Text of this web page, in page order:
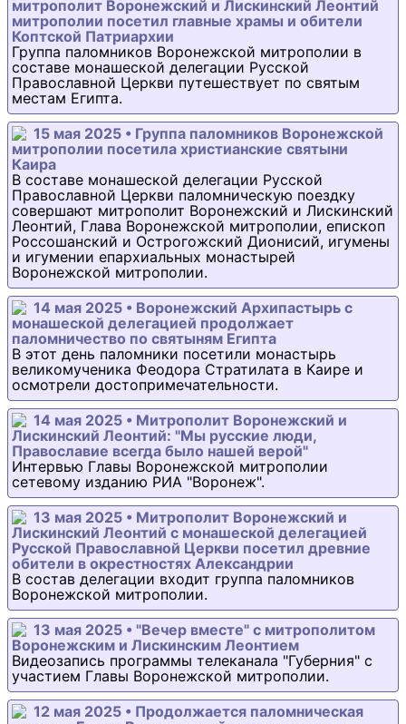
митрополит Воронежский и Лискинский Леонтий
митрополии посетил главные храмы и обители
Коптской Патриархии
Группа паломников Воронежской митрополии в
составе монашеской делегации Русской
Православной Церкви путешествует по святым
местам Египта.
15 мая 2025 • Группа паломников Воронежской
митрополии посетила христианские святыни
Каира
В составе монашеской делегации Русской
Православной Церкви паломническую поездку
совершают митрополит Воронежский и Лискинский
Леонтий, Глава Воронежской митрополии, епископ
Россошанский и Острогожский Дионисий, игумены
и игумении епархиальных монастырей
Воронежской митрополии.
14 мая 2025 • Воронежский Архипастырь с
монашеской делегацией продолжает
паломничество по святыням Египта
В этот день паломники посетили монастырь
великомученика Феодора Стратилата в Каире и
осмотрели достопримечательности.
14 мая 2025 • Митрополит Воронежский и
Лискинский Леонтий: "Мы русские люди,
Православие всегда было нашей верой"
Интервью Главы Воронежской митрополии
сетевому изданию РИА "Воронеж".
13 мая 2025 • Митрополит Воронежский и
Лискинский Леонтий с монашеской делегацией
Русской Православной Церкви посетил древние
обители в окрестностях Александрии
В состав делегации входит группа паломников
Воронежской митрополии.
13 мая 2025 • "Вечер вместе" с митрополитом
Воронежским и Лискинским Леонтием
Видеозапись программы телеканала "Губерния" с
участием Главы Воронежской митрополии.
12 мая 2025 • Продолжается паломническая